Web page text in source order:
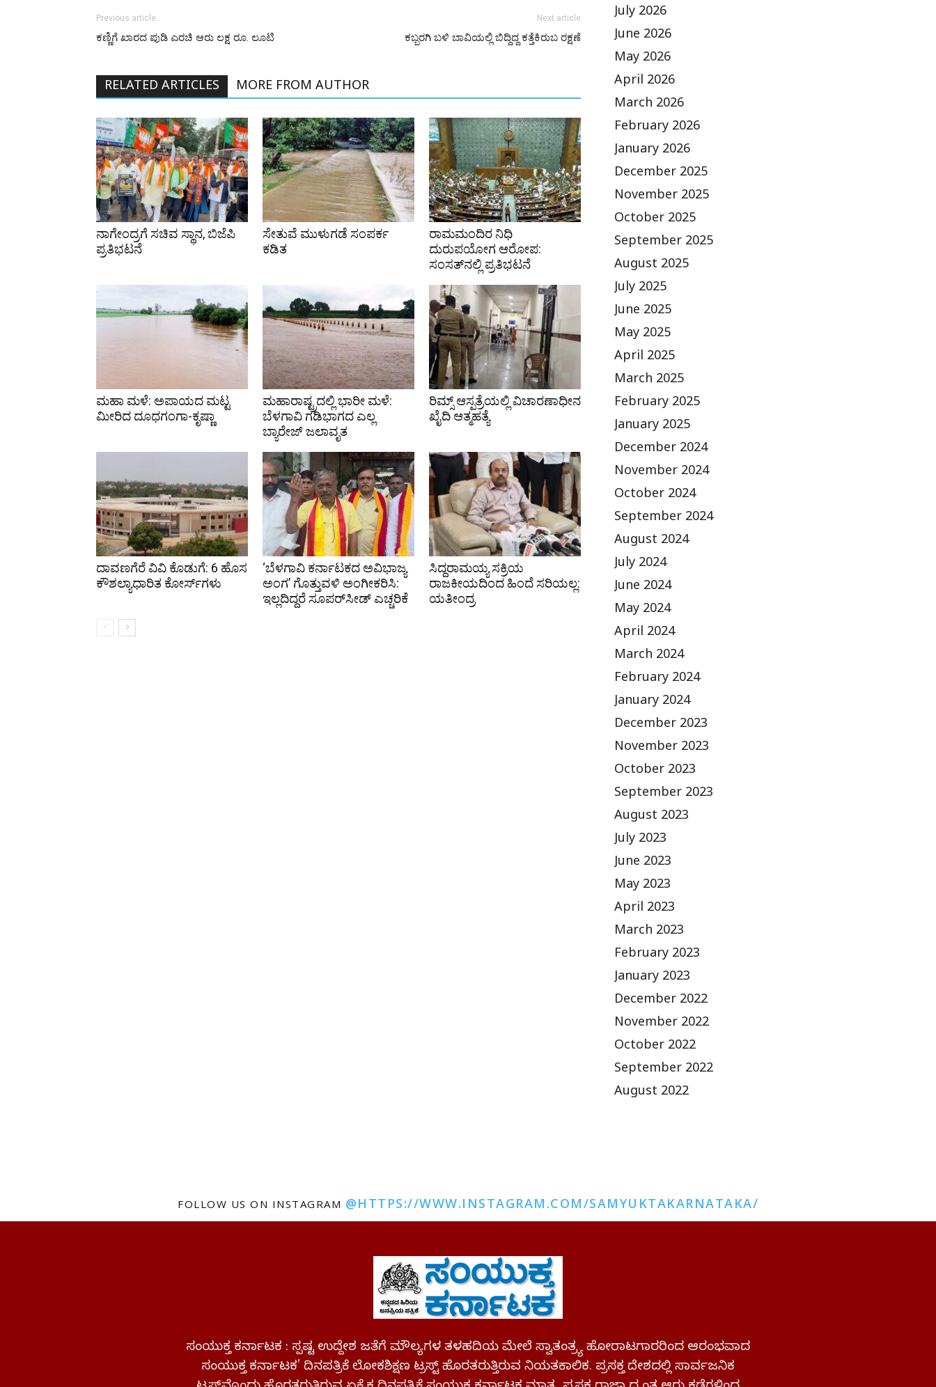
Previous article
ಕಣ್ಣಿಗೆ ಖಾರದ ಪುಡಿ ಎರಚಿ ಆರು ಲಕ್ಷ ರೂ. ಲೂಟಿ
Next article
ಕಬ್ಬರಗಿ ಬಳಿ ಬಾವಿಯಲ್ಲಿ ಬಿದ್ದಿದ್ದ ಕತ್ತೆಕಿರುಬ ರಕ್ಷಣೆ
RELATED ARTICLES MORE FROM AUTHOR
ನಾಗೇಂದ್ರಗೆ ಸಚಿವ ಸ್ಥಾನ, ಬಿಜೆಪಿ
ಪ್ರತಿಭಟನೆ
ಸೇತುವೆ ಮುಳುಗಡೆ ಸಂಪರ್ಕ
ಕಡಿತ
ರಾಮಮಂದಿರ ನಿಧಿ
ದುರುಪಯೋಗ ಆರೋಪ:
ಸಂಸತ್‌ನಲ್ಲಿ ಪ್ರತಿಭಟನೆ
ಮಹಾ ಮಳೆ: ಅಪಾಯದ ಮಟ್ಟ
ಮೀರಿದ ದೂಧಗಂಗಾ-ಕೃಷ್ಣಾ
ಮಹಾರಾಷ್ಟ್ರದಲ್ಲಿ ಭಾರೀ ಮಳೆ:
ಬೆಳಗಾವಿ ಗಡಿಭಾಗದ ಎಲ್ಲ
ಬ್ಯಾರೇಜ್ ಜಲಾವೃತ
ರಿಮ್ಸ್ ಆಸ್ಪತ್ರೆಯಲ್ಲಿ ವಿಚಾರಣಾಧೀನ
ಖೈದಿ ಆತ್ಮಹತ್ಯೆ
ದಾವಣಗೆರೆ ವಿವಿ ಕೊಡುಗೆ: 6 ಹೊಸ
ಕೌಶಲ್ಯಾಧಾರಿತ ಕೋರ್ಸ್‌ಗಳು
‘ಬೆಳಗಾವಿ ಕರ್ನಾಟಕದ ಅವಿಭಾಜ್ಯ
ಅಂಗ’ ಗೊತ್ತುವಳಿ ಅಂಗೀಕರಿಸಿ:
ಇಲ್ಲದಿದ್ದರೆ ಸೂಪರ್‌ಸೀಡ್ ಎಚ್ಚರಿಕೆ
ಸಿದ್ದರಾಮಯ್ಯ ಸಕ್ರಿಯ
ರಾಜಕೀಯದಿಂದ ಹಿಂದೆ ಸರಿಯಲ್ಲ:
ಯತೀಂದ್ರ
July 2026
June 2026
May 2026
April 2026
March 2026
February 2026
January 2026
December 2025
November 2025
October 2025
September 2025
August 2025
July 2025
June 2025
May 2025
April 2025
March 2025
February 2025
January 2025
December 2024
November 2024
October 2024
September 2024
August 2024
July 2024
June 2024
May 2024
April 2024
March 2024
February 2024
January 2024
December 2023
November 2023
October 2023
September 2023
August 2023
July 2023
June 2023
May 2023
April 2023
March 2023
February 2023
January 2023
December 2022
November 2022
October 2022
September 2022
August 2022
FOLLOW US ON INSTAGRAM @HTTPS://WWW.INSTAGRAM.COM/SAMYUKTAKARNATAKA/
ಸಂಯುಕ್ತ ಕರ್ನಾಟಕ : ಸ್ಪಷ್ಟ ಉದ್ದೇಶ ಜತೆಗೆ ಮೌಲ್ಯಗಳ ತಳಹದಿಯ ಮೇಲೆ ಸ್ವಾತಂತ್ರ್ಯ ಹೋರಾಟಗಾರರಿಂದ ಆರಂಭವಾದ
ಸಂಯುಕ್ತ ಕರ್ನಾಟಕ' ದಿನಪತ್ರಿಕೆ ಲೋಕಶಿಕ್ಷಣ ಟ್ರಸ್ಟ್ ಹೊರತರುತ್ತಿರುವ ನಿಯತಕಾಲಿಕ. ಪ್ರಸಕ್ತ ದೇಶದಲ್ಲಿ ಸಾರ್ವಜನಿಕ